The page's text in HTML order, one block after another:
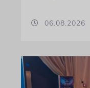
06.08.2026